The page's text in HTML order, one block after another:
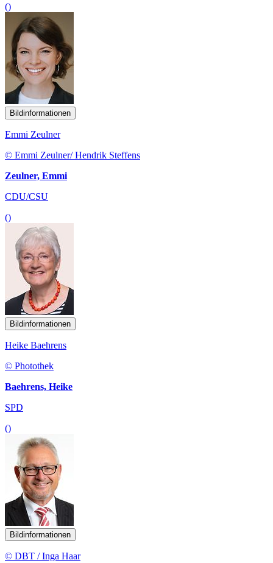
()
Bildinformationen
Emmi Zeulner
© Emmi Zeulner/ Hendrik Steffens
Zeulner, Emmi
CDU/CSU
()
Bildinformationen
Heike Baehrens
© Photothek
Baehrens, Heike
SPD
()
Bildinformationen
© DBT / Inga Haar